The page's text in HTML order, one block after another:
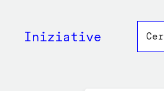
Iniziative